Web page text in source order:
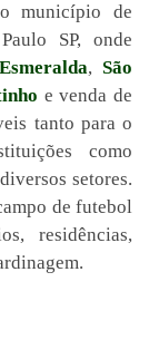
município de
SP, onde
,São
e venda de
tanto para o
como
setores.
de futebol
residências,